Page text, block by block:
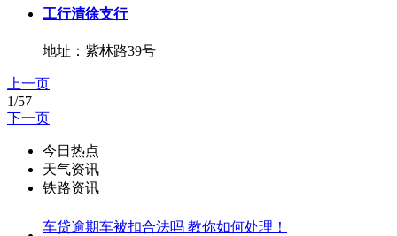
工行清徐支行
地址：紫林路39号
上一页
1/57
下一页
今日热点
天气资讯
铁路资讯
车贷逾期车被扣合法吗 教你如何处理！